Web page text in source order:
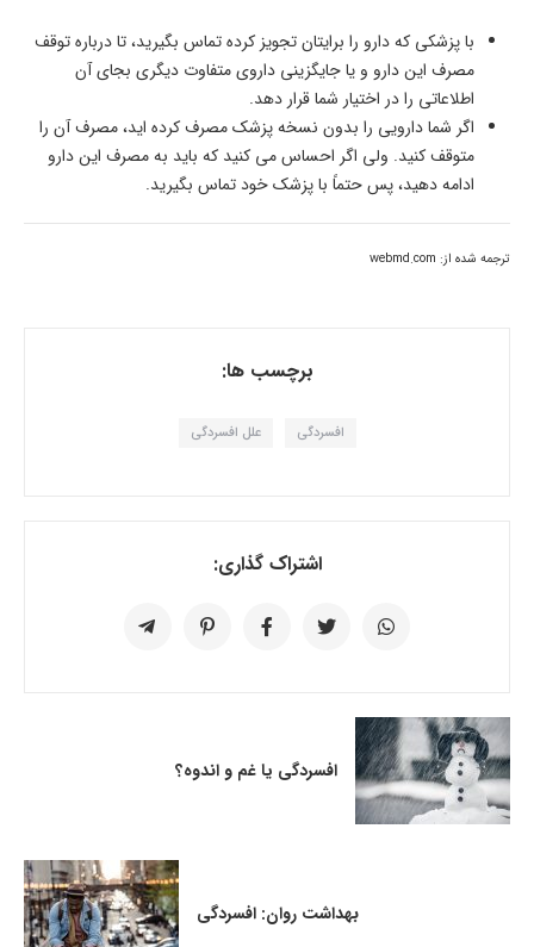
با پزشکی که دارو را برایتان تجویز کرده تماس بگیرید، تا درباره توقف
مصرف این دارو و یا جایگزینی داروی متفاوت دیگری بجای آن
اطلاعاتی را در اختیار شما قرار دهد.
اگر شما دارویی را بدون نسخه پزشک مصرف کرده اید، مصرف آن را
متوقف کنید. ولی اگر احساس می کنید که باید به مصرف این دارو
ادامه دهید، پس حتماً با پزشک خود تماس بگیرید.
ترجمه شده از: webmd.com
برچسب ها:
افسردگی علل افسردگی
اشتراک گذاری:
افسردگی یا غم و اندوه؟
بهداشت روان: افسردگی